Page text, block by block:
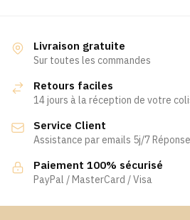
variations.
Les
peuvent
choisies
sur
la
page
Livraison gratuite
Sur toutes les commandes
Retours faciles
14 jours à la réception de votre
Service Client
Assistance par emails 5j/7
Paiement 100% sécurisé
PayPal / MasterCard / Visa